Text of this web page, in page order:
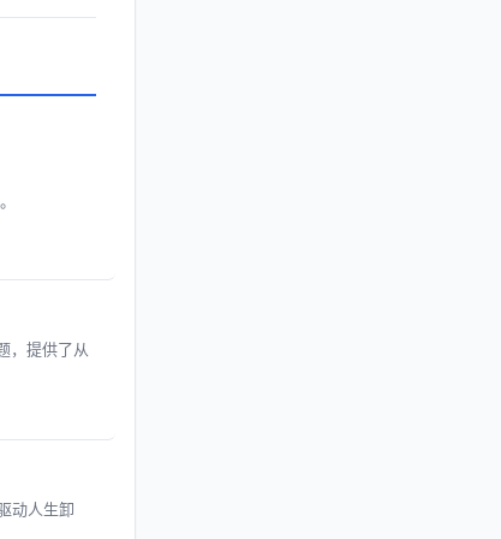
，提供了从
动人生卸